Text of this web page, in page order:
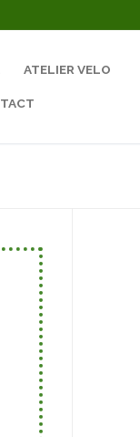
ATELIER VELO